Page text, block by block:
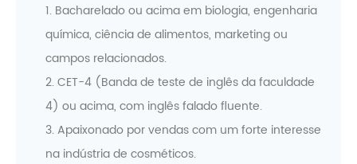
1. Bacharelado ou acima em biologia, engenharia
química, ciência de alimentos, marketing ou
campos relacionados.
2. CET-4 (Banda de teste de inglês da faculdade
4) ou acima, com inglês falado fluente.
3. Apaixonado por vendas com um forte interesse
na indústria de cosméticos.